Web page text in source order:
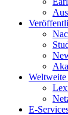
Weltweite
E-